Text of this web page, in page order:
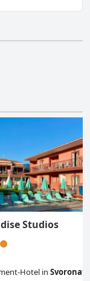
Studios
Hotel in Svoronata